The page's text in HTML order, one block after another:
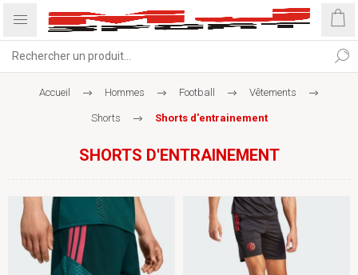
Accueil Hommes Football Vêtements
Shorts Shorts d'entrainement
SHORTS D'ENTRAINEMENT